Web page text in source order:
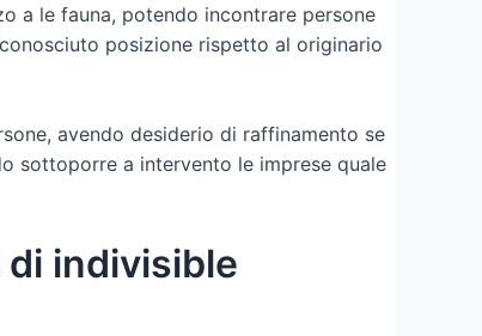
a le fauna, potendo incontrare persone
posizione rispetto al originario
avendo desiderio di raffinamento se
sottoporre a intervento le imprese quale
indivisible